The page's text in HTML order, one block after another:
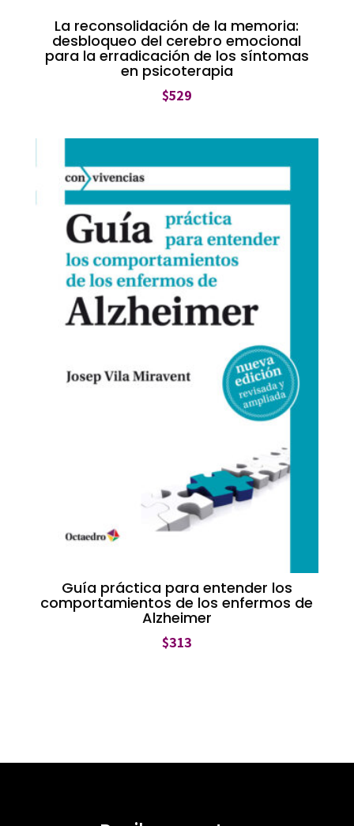
La reconsolidación de la memoria:
desbloqueo del cerebro emocional
para la erradicación de los síntomas
en psicoterapia
$529
Guía práctica para entender los
comportamientos de los enfermos de
Alzheimer
$313